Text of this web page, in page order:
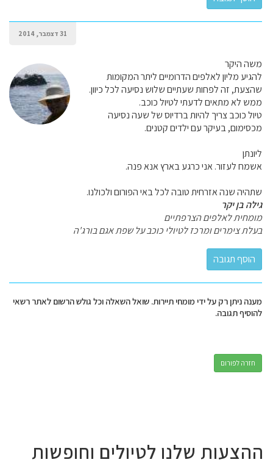
31 דצמבר, 2014
משה היקר
להגיע מליון לאלפים הדרומיים ליתר המקומות
שהצעת, זה לפחות שעתיים שלוש נסיעה לכל כיוון.
ממש לא מתאים לדעתי לטיול כוכב.
טיול כוכב צריך להיות ברדיוס של שעה נסיעה
מכסימום, בעיקר עם ילדים קטנים.
ליונתן
אשמח לעזור. אני כרגע בארץ אנא פנה.
שתהיה שנה אזרחית טובה לכל באי הפורום ולכולנו.
גילה בן יקר
מומחית לאלפים הצרפתיים
בעלת צימרים ומרכז לטיולי כוכב על שפת אגם בורג'ה
מענה ניתן רק על ידי מומחי תיירות. שואל השאלה וכל גולש הרשום לאתר רשאי
להוסיף תגובה.
חזרה לפורום
ההצעות שלנו לטיולים וחופשות